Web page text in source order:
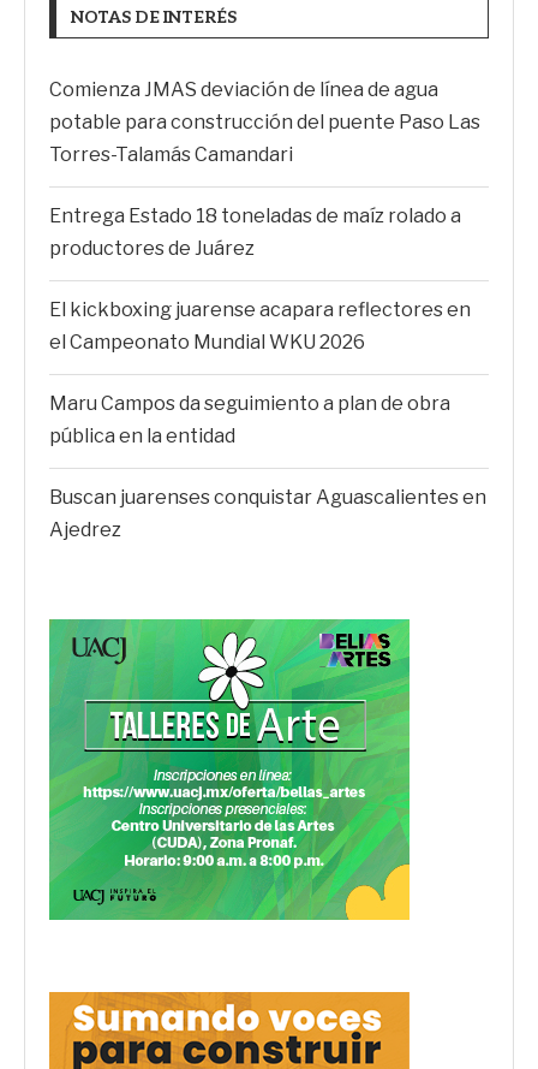
NOTAS DE INTERÉS
Comienza JMAS deviación de línea de agua
potable para construcción del puente Paso Las
Torres-Talamás Camandari
Entrega Estado 18 toneladas de maíz rolado a
productores de Juárez
El kickboxing juarense acapara reflectores en
el Campeonato Mundial WKU 2026
Maru Campos da seguimiento a plan de obra
pública en la entidad
Buscan juarenses conquistar Aguascalientes en
Ajedrez